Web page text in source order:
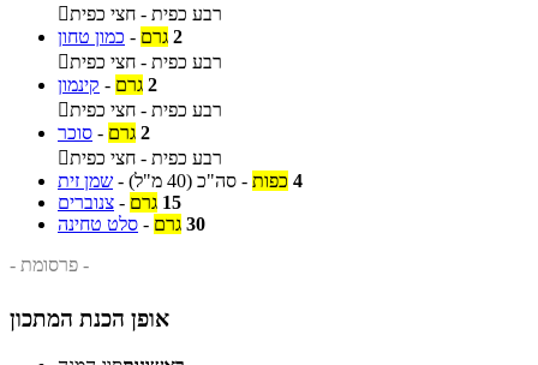
רבע כפית - חצי כפית
כמון טחון - 2 גרם
רבע כפית - חצי כפית
קינמון - 2 גרם
רבע כפית - חצי כפית
סוכר - 2 גרם
רבע כפית - חצי כפית
שמן זית - 4 כפות - סה"כ (40 מ"ל)
צנוברים - 15 גרם
סלט טחינה - 30 גרם
- פרסומת -
אופן הכנת המתכון